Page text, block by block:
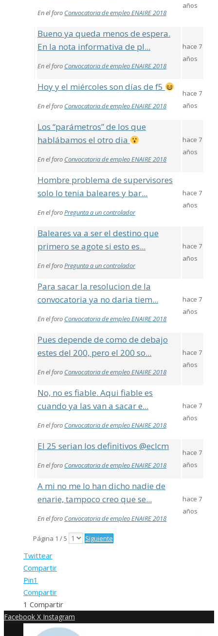
En el foro Convocatoria de empleo ENAIRE 2018
años
Bueno ya queda menos de espera.
En la nota informativa de pl...
En el foro Convocatoria de empleo ENAIRE 2018
hace 7
años
Hoy y el miércoles son días de f5
En el foro Convocatoria de empleo ENAIRE 2018
hace 7
años
Los “parámetros” de los que
hablábamos el otro dia
En el foro Convocatoria de empleo ENAIRE 2018
hace 7
años
Hombre problema de supervisores
solo lo tenia baleares y bar...
En el foroPregunta a un controlador
hace 7
años
Baleares va a ser el destino que
primero se agote si esto es...
En el foroPregunta a un controlador
hace 7
años
Para sacar la resolucion de la
convocatoria ya no daria tiem...
En el foro Convocatoria de empleo ENAIRE 2018
hace 7
años
Pues depende de como de debajo
estes del 200, pero el 200 so...
En el foro Convocatoria de empleo ENAIRE 2018
hace 7
años
No, no es fiable. Aqui fiable es
cuando ya las van a sacar e...
En el foro Convocatoria de empleo ENAIRE 2018
hace 7
años
El 25 serian los definitivos @eclcm
En el foro Convocatoria de empleo ENAIRE 2018
hace 7
años
A mi no me lo han dicho nadie de
enarie, tampoco creo que se...
En el foro Convocatoria de empleo ENAIRE 2018
hace 7
años
Página 1 / 5 Siguiente
Twittear
Compartir
Pin1
Compartir
1 Compartir
Facebook X Instagram